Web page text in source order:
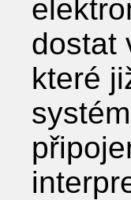
dostat
které